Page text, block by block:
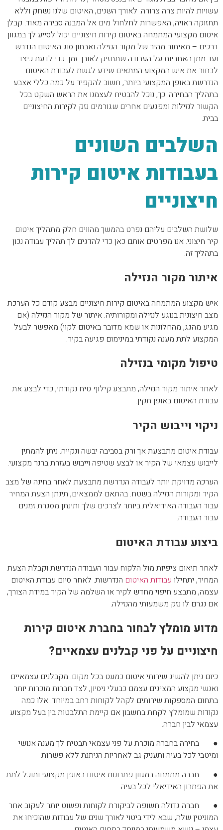
עשויות להיות צרה צרורה. לאורך השנים, האיטום שלנו נשחק וללא
תחזוקה ראויה, האפשרות לחלחול מים אל המבנה סבירה מאוד. קבלן
איטום מקצועי המתמחה באיטום קירות חיצוניים יכול לסייע לך במגוון
דרכים – מאיתור מהיר של מקור הנזילה ואבחון סוג האיטום הנדרש
ועד מתן האחריות על העבודה שתחזיק לאורך זמן. כדי לדעת כיצד
לבחור את איש המקצוע המתאים שידע לגשת לעבודת האיטום
הנדרשת באופן המקצועי ביותר, חשוב להקפיד על כמה כללי אצבע
בתהליך הבחירה. כך, נוכל להבטיח לעצמנו את הראש השקט בכל
הקשור לנזילות ומפגעים אחרים שגורמים נזק לקירות החיצוניים
בבית.
השלבים השונים
בעבודות איטום קירות
חיצוניים
שלושת השלבים עליהם נפרט בהמשך מהווים חלק מתהליך איטום
קיר חיצוני. אנו מפרטים אותם כאן כדי להדגים לך תהליך עבודה נכון
בתהליך זה.
איתור מקור הנזילה
איש מקצוע המתמחה באיטום קירות חיצוניים מבצע קודם כל הערכת
מצב חיצונית בנוגע לנזילה ומקורותיה. איתור של מקור הנזילה (אם
מגיע מהגג, מהחלונות או שמא מדובר באיטום לקוי) מאפשר לבעל
המקצוע לתת מענה נקודתי במינימום פגיעה בקיר.
טיפול מקומי בנזילה
לאחר איתור מקור הנזילה, מתבצע קילוף טיח נקודתי, כדי לבצע את
עבודת האיטום באופן תקין.
ניקוי וייבוש הקיר
עבודת איטום מתבצעת אך ורק בסביבה יבשה ונקייה. ניתן להמתין
לייבוש עצמאי של הקיר או לבצע שטיפה וייבוש בעזרת ברנר מקצועי.
הערכה מדויקת יותר לעבודה הנדרשת מתבצעת לאחר בחינה של מצב
הקיר ומקורות הנזילה בשטח. בהתאם לממצאים, תינתן הצעת המחיר
עבור העבודה האידיאלית ביותר לצרכים שלך ותינתן מסגרת זמנים
עבור העבודה.
ביצוע עבודת האיטום
לאחר תיאום ציפיות מול הלקוח עבור העבודה הנדרשת וקבלת הצעת
המחיר, יתחילו עבודות האיטום הנדרשות. לאחר סיום עבודת האיטום
עצמה, מתבצע חיפוי מחדש לקיר או השלמה של הקיר במידת הצורך,
אם נגרם לו נזק משמעותי מהנזילה.
מדוע מומלץ לבחור בחברת איטום קירות
חיצוניים על פני קבלנים עצמאיים?
כיום ניתן להשיג שירותי איטום כמעט בכל מקום. מקבלנים עצמאיים
ואנשי מקצוע המציגים עצמם כבעלי ניסיון, לצד חברות מוכרות יותר
בתחום המספקות שירותים לקהל לקוחות רחב במיוחד. אלו כמה
נקודות שמומלץ לקחת בחשבון אם קיימת התלבטות בין בעל מקצוע
עצמאי לבין חברה.
● בחירה בחברה מוכרת על פני עצמאי תבטיח לך מענה אנושי
ומיטבי לכל בעיה ותעניק גב לאחריות הניתנת ללא פשרות
● חברה מתמחה במגוון פתרונות איטום באופן מקצועי ותוכל לתת
את הפתרון האידיאלי לכל בעיה
● חברה גדולה חשופה לביקורת לקוחות ופשוט יותר לעקוב אחר
המוניטין שלה, שבא לידי ביטוי לאורך שנים של עבודות שהוכיחו את